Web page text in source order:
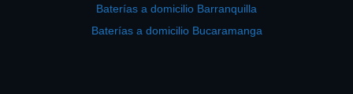
Baterías a domicilio Barranquilla
Baterías a domicilio Bucaramanga